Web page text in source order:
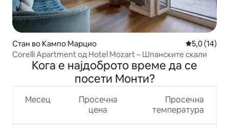
Стан во Кампо Марцио Просечна
5,0 (14)
Corelli Apartment од Hotel Mozart – Шпанските скали
Кога е најдоброто време да се
посети Монти?
Месец
Просечна
цена
Просечна
температура